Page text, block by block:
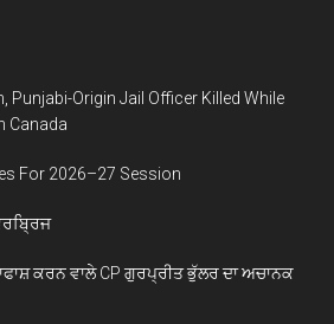
Punjabi-Origin Jail Officer Killed While
Canada
For 2026–27 Session
ਕਰਨ ਵਾਲੇ CP ਗੁਰਪ੍ਰੀਤ ਭੁੱਲਰ ਦਾ ਅਚਾਨਕ